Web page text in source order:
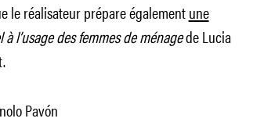
le réalisateur prépare égalementune
à l’usage des femmes de ménagede Lucia
Pavón